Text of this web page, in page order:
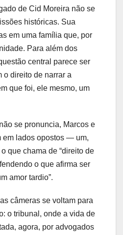
de Cid Moreira não se
históricas. Sua
em uma família que, por
Para além dos
central parece ser
o direito de narrar a
que foi, ele mesmo, um
se pronuncia, Marcos e
em lados opostos — um,
que chama de “direito de
o que afirma ser
amor tardio”.
câmeras se voltam para
o tribunal, onde a vida de
agora, por advogados